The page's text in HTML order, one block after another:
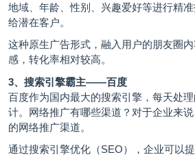
地域、年龄、性别、兴趣爱好等进行精
给潜在客户。
这种原生广告形式，融入用户的朋友圈
感，转化率相对较高。
3、搜索引擎霸主——百度
百度作为国内最大的搜索引擎，每天处
计。网络推广有哪些渠道？对于企业来
的网络推广渠道。
通过搜索引擎优化（SEO），企业可以